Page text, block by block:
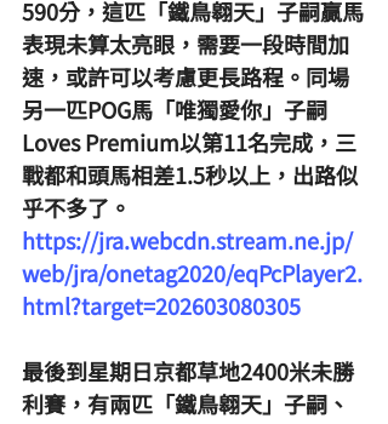
590分，這匹「鐵鳥翱天」子嗣贏馬
表現未算太亮眼，需要一段時間加
速，或許可以考慮更長路程。同場
另一匹POG馬「唯獨愛你」子嗣
Loves Premium以第11名完成，三
戰都和頭馬相差1.5秒以上，出路似
乎不多了。
https://jra.webcdn.stream.ne.jp/
web/jra/onetag2020/eqPcPlayer2.
html?target=202603080305
最後到星期日京都草地2400米未勝
利賽，有兩匹「鐵鳥翱天」子嗣、